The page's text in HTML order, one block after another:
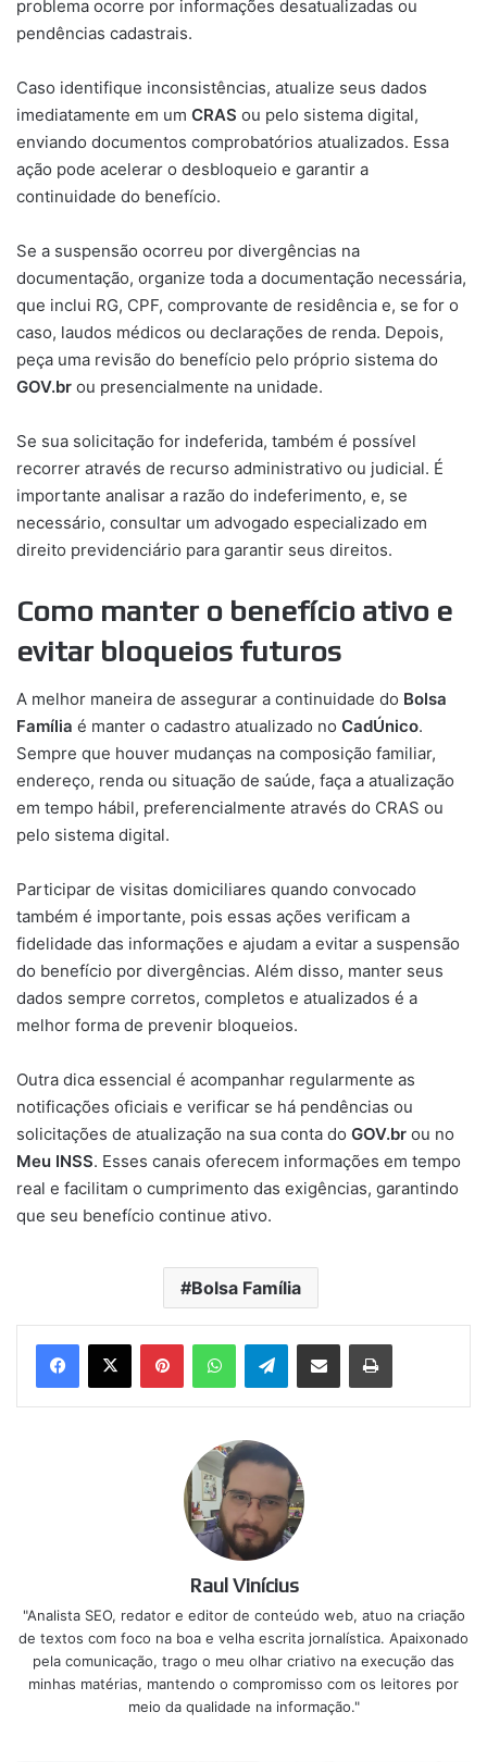
problema ocorre por informações desatualizadas ou
pendências cadastrais.
Caso identifique inconsistências, atualize seus dados
imediatamente em um CRAS ou pelo sistema digital,
enviando documentos comprobatórios atualizados. Essa
ação pode acelerar o desbloqueio e garantir a
continuidade do benefício.
Se a suspensão ocorreu por divergências na
documentação, organize toda a documentação necessária,
que inclui RG, CPF, comprovante de residência e, se for o
caso, laudos médicos ou declarações de renda. Depois,
peça uma revisão do benefício pelo próprio sistema do
GOV.br ou presencialmente na unidade.
Se sua solicitação for indeferida, também é possível
recorrer através de recurso administrativo ou judicial. É
importante analisar a razão do indeferimento, e, se
necessário, consultar um advogado especializado em
direito previdenciário para garantir seus direitos.
Como manter o benefício ativo e
evitar bloqueios futuros
A melhor maneira de assegurar a continuidade do Bolsa
Família é manter o cadastro atualizado no CadÚnico.
Sempre que houver mudanças na composição familiar,
endereço, renda ou situação de saúde, faça a atualização
em tempo hábil, preferencialmente através do CRAS ou
pelo sistema digital.
Participar de visitas domiciliares quando convocado
também é importante, pois essas ações verificam a
fidelidade das informações e ajudam a evitar a suspensão
do benefício por divergências. Além disso, manter seus
dados sempre corretos, completos e atualizados é a
melhor forma de prevenir bloqueios.
Outra dica essencial é acompanhar regularmente as
notificações oficiais e verificar se há pendências ou
solicitações de atualização na sua conta do GOV.br ou no
Meu INSS. Esses canais oferecem informações em tempo
real e facilitam o cumprimento das exigências, garantindo
que seu benefício continue ativo.
Bolsa Família
PinterestWhatsAppTelegramCompartilhar via e-mail Imprimir
Raul Vinícius
"Analista SEO, redator e editor de conteúdo web, atuo na criação
de textos com foco na boa e velha escrita jornalística. Apaixonado
pela comunicação, trago o meu olhar criativo na execução das
minhas matérias, mantendo o compromisso com os leitores por
meio da qualidade na informação."